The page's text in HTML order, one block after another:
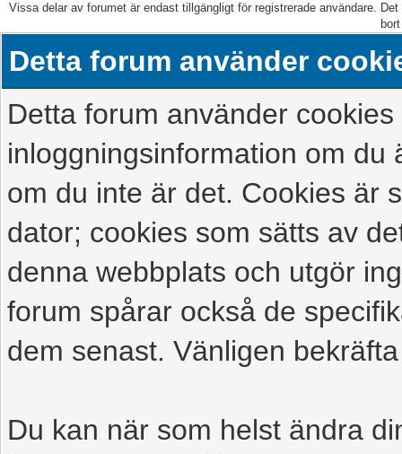
Vissa delar av forumet är endast tillgängligt för registrerade användare.
Detta forum använder
Detta forum använder
inloggningsinformation om
om du inte är det. Cookies är
dator; cookies som sätts av
denna webbplats och utgör
forum spårar också de
dem senast. Vänligen
Du kan när som helst ändra